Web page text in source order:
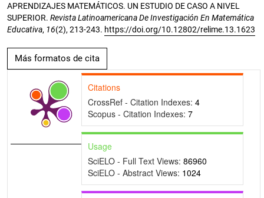
APRENDIZAJES MATEMÁTICOS. UN ESTUDIO DE CASO A NIVEL
SUPERIOR. Revista Latinoamericana De Investigación En Matemática
Educativa, 16(2), 213-243. https://doi.org/10.12802/relime.13.1623
Más formatos de cita
Citations
CrossRef - Citation Indexes: 4
Scopus - Citation Indexes: 7
Usage
SciELO - Full Text Views: 86960
SciELO - Abstract Views: 1024